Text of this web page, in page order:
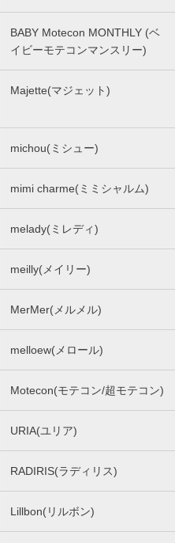
BABY Motecon MONTHLY (ベ
イビーモテコンマンスリー)
Majette(マジェット)
michou(ミシュー)
mimi charme(ミミシャルム)
melady(ミレディ)
meilly(メイリー)
MerMer(メルメル)
melloew(メロール)
Motecon(モテコン/超モテコン)
URIA(ユリア)
RADIRIS(ラディリス)
Lillbon(リルボン)